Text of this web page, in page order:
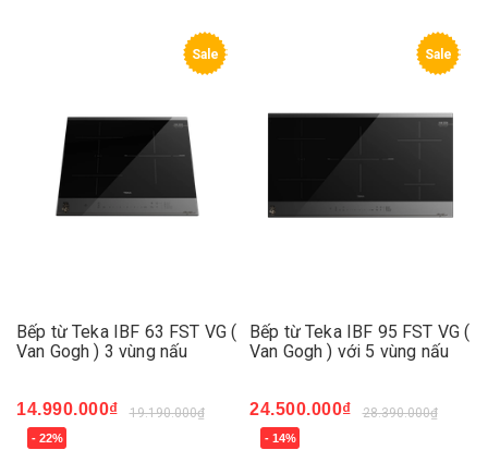
Sale
Bếp từ Teka IBF 63 FST VG (
Van Gogh ) 3 vùng nấu
14.990.000₫ 19.190.000₫
- 22%
Sale
Bếp từ Teka IBF 95 FST VG (
Van Gogh ) với 5 vùng nấu
24.500.000₫ 28.390.000₫
- 14%